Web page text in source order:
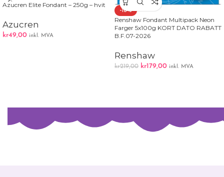
Azucren Elite Fondant – 250g – hvit
Azucren
kr49,00 inkl. MVA
-18%
Renshaw Fondant Multipack Neon
Farger 5x100g KORT DATO RABATT
B.F.07-2026
Renshaw
kr219,00 kr179,00 inkl. MVA